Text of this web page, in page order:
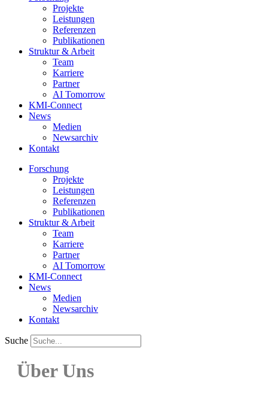
Projekte
Leistungen
Referenzen
Publikationen
Struktur & Arbeit
Team
Karriere
Partner
AI Tomorrow
KMI-Connect
News
Medien
Newsarchiv
Kontakt
Forschung
Projekte
Leistungen
Referenzen
Publikationen
Struktur & Arbeit
Team
Karriere
Partner
AI Tomorrow
KMI-Connect
News
Medien
Newsarchiv
Kontakt
Suche
Über Uns